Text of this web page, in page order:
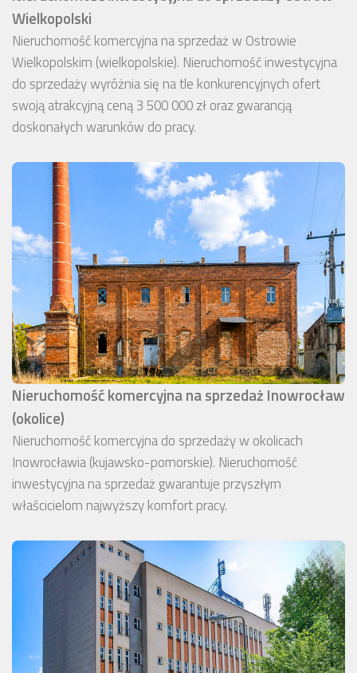
Wielkopolski
Nieruchomość komercyjna na sprzedaż w Ostrowie
Wielkopolskim (wielkopolskie). Nieruchomość inwestycyjna
do sprzedaży wyróżnia się na tle konkurencyjnych ofert
swoją atrakcyjną ceną 3 500 000 zł oraz gwarancją
doskonałych warunków do pracy.
Nieruchomość komercyjna na sprzedaż Inowrocław
(okolice)
Nieruchomość komercyjna do sprzedaży w okolicach
Inowrocławia (kujawsko-pomorskie). Nieruchomość
inwestycyjna na sprzedaż gwarantuje przyszłym
właścicielom najwyższy komfort pracy.